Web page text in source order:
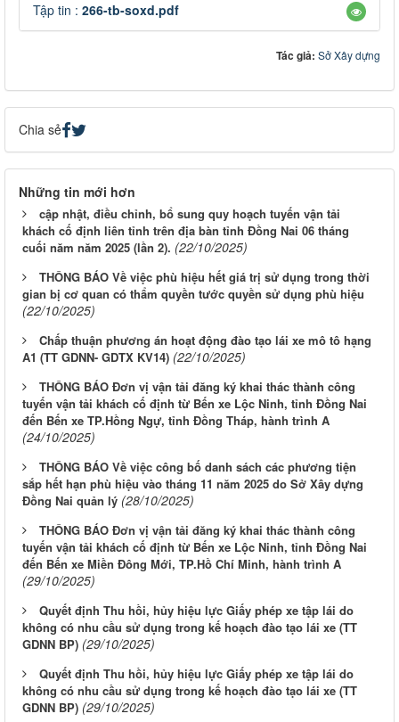
Tập tin : 266-tb-soxd.pdf
Tác giả: Sở Xây dựng
Chia sẻ
Những tin mới hơn
cập nhật, điều chỉnh, bổ sung quy hoạch tuyến vận tải
khách cố định liên tỉnh trên địa bàn tỉnh Đồng Nai 06 tháng
cuối năm năm 2025 (lần 2). (22/10/2025)
THÔNG BÁO Về việc phù hiệu hết giá trị sử dụng trong thời
gian bị cơ quan có thẩm quyền tước quyền sử dụng phù hiệu
(22/10/2025)
Chấp thuận phương án hoạt động đào tạo lái xe mô tô hạng
A1 (TT GDNN- GDTX KV14) (22/10/2025)
THÔNG BÁO Đơn vị vận tải đăng ký khai thác thành công
tuyến vận tải khách cố định từ Bến xe Lộc Ninh, tỉnh Đồng Nai
đến Bến xe TP.Hồng Ngự, tỉnh Đồng Tháp, hành trình A
(24/10/2025)
THÔNG BÁO Về việc công bố danh sách các phương tiện
sắp hết hạn phù hiệu vào tháng 11 năm 2025 do Sở Xây dựng
Đồng Nai quản lý (28/10/2025)
THÔNG BÁO Đơn vị vận tải đăng ký khai thác thành công
tuyến vận tải khách cố định từ Bến xe Lộc Ninh, tỉnh Đồng Nai
đến Bến xe Miền Đông Mới, TP.Hồ Chí Minh, hành trình A
(29/10/2025)
Quyết định Thu hồi, hủy hiệu lực Giấy phép xe tập lái do
không có nhu cầu sử dụng trong kế hoạch đào tạo lái xe (TT
GDNN BP) (29/10/2025)
Quyết định Thu hồi, hủy hiệu lực Giấy phép xe tập lái do
không có nhu cầu sử dụng trong kế hoạch đào tạo lái xe (TT
GDNN BP) (29/10/2025)